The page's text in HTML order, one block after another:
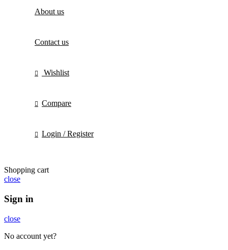
About us
Contact us
Wishlist
Compare
Login / Register
Shopping cart
close
Sign in
close
No account yet?